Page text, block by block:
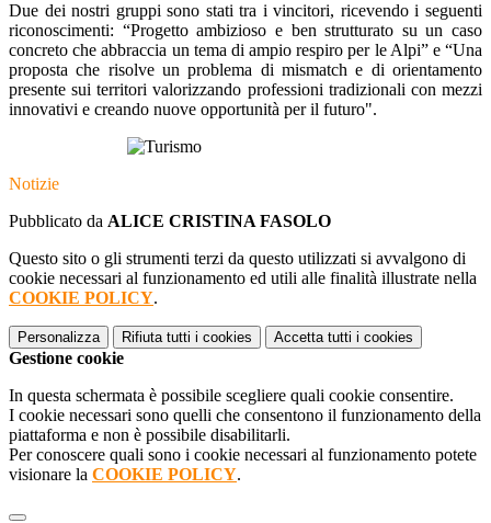
Due dei nostri gruppi sono stati tra i vincitori, ricevendo i seguenti
riconoscimenti: “Progetto ambizioso e ben strutturato su un caso
concreto che abbraccia un tema di ampio respiro per le Alpi” e “Una
proposta che risolve un problema di mismatch e di orientamento
presente sui territori valorizzando professioni tradizionali con mezzi
innovativi e creando nuove opportunità per il futuro".
Notizie
Pubblicato da ALICE CRISTINA FASOLO
Questo sito o gli strumenti terzi da questo utilizzati si avvalgono di
cookie necessari al funzionamento ed utili alle finalità illustrate nella
COOKIE POLICY.
Personalizza Rifiuta tutti i cookies Accetta tutti i cookies
Gestione cookie
In questa schermata è possibile scegliere quali cookie consentire.
I cookie necessari sono quelli che consentono il funzionamento della
piattaforma e non è possibile disabilitarli.
Per conoscere quali sono i cookie necessari al funzionamento potete
visionare la COOKIE POLICY.